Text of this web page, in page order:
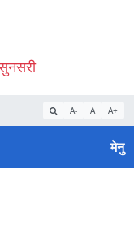
A- A A+
मेनु